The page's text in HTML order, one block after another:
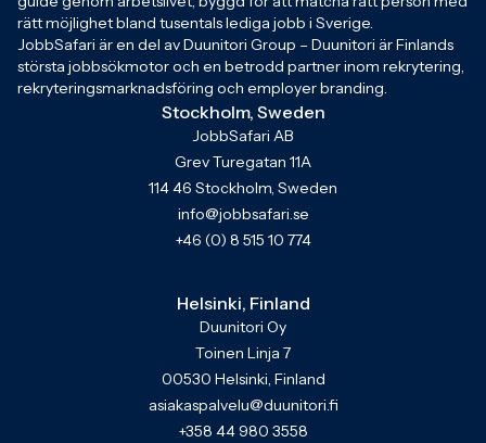
rätt möjlighet bland tusentals lediga jobb i Sverige.
JobbSafari är en del av Duunitori Group – Duunitori är Finlands
största jobbsökmotor och en betrodd partner inom rekrytering,
rekryteringsmarknadsföring och employer branding.
Stockholm, Sweden
JobbSafari AB
Grev Turegatan 11A
114 46 Stockholm, Sweden
info@jobbsafari.se
+46 (0) 8 515 10 774
Helsinki, Finland
Duunitori Oy
Toinen Linja 7
00530 Helsinki, Finland
asiakaspalvelu@duunitori.fi
+358 44 980 3558